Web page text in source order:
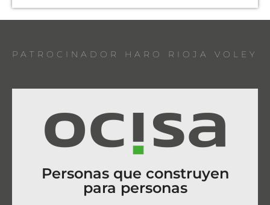
PATROCINADOR HARO RIOJA VOLEY
Personas que construyen
para personas